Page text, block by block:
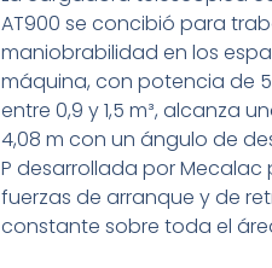
AT900 se concibió para
maniobrabilidad en los
máquina, con potencia de
entre 0,9 y 1,5 m³, alcanza
4,08 m con un ángulo de
P desarrollada por
fuerzas de arranque y de
constante sobre toda el